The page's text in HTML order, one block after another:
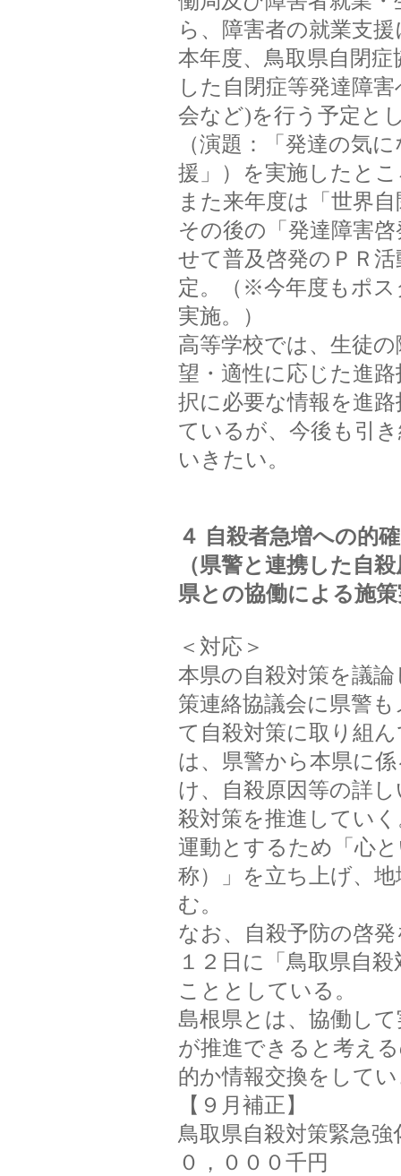
ら、障害者の就業支
本年度、鳥取県自閉
した自閉症等発達障
会など)を行う予定と
（演題：「発達の気
援」）を実施したと
また来年度は「世界
その後の「発達障害
せて普及啓発のＰＲ
定。（※今年度もポス
実施。）
高等学校では、生徒
望・適性に応じた進
択に必要な情報を進
ているが、今後も引
いきたい。
４ 自殺者急増への的
（県警と連携した自
県との協働による施
＜対応＞
本県の自殺対策を議
策連絡協議会に県警
て自殺対策に取り組
は、県警から本県に
け、自殺原因等の詳
殺対策を推進してい
運動とするため「心
称）」を立ち上げ、
む。
なお、自殺予防の啓
１２日に「鳥取県自
こととしている。
島根県とは、協働し
が推進できると考え
的か情報交換をして
【９月補正】
鳥取県自殺対策緊急
０，０００千円